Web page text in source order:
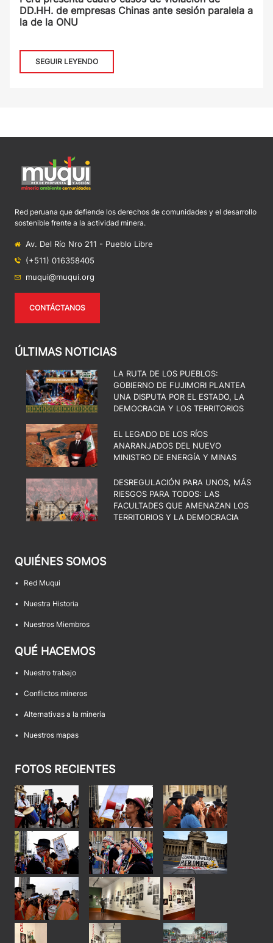
DD.HH. de empresas Chinas ante sesión paralela a
la de la ONU
SEGUIR LEYENDO
Red peruana que defiende los derechos de comunidades y el desarrollo
sostenible frente a la actividad minera.
Av. Del Río Nro 211 - Pueblo Libre
(+511) 016358405
muqui@muqui.org
CONTÁCTANOS
ÚLTIMAS NOTICIAS
LA RUTA DE LOS PUEBLOS:
GOBIERNO DE FUJIMORI PLANTEA
UNA DISPUTA POR EL ESTADO, LA
DEMOCRACIA Y LOS TERRITORIOS
EL LEGADO DE LOS RÍOS
ANARANJADOS DEL NUEVO
MINISTRO DE ENERGÍA Y MINAS
DESREGULACIÓN PARA UNOS, MÁS
RIESGOS PARA TODOS: LAS
FACULTADES QUE AMENAZAN LOS
TERRITORIOS Y LA DEMOCRACIA
QUIÉNES SOMOS
• Red Muqui
• Nuestra Historia
• Nuestros Miembros
QUÉ HACEMOS
• Nuestro trabajo
• Conflictos mineros
• Alternativas a la minería
• Nuestros mapas
FOTOS RECIENTES